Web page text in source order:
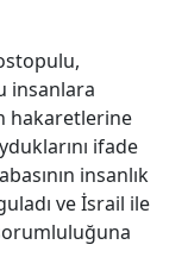
insanlara
hakaretlerine
ifade
insanlık
ve İsrail ile